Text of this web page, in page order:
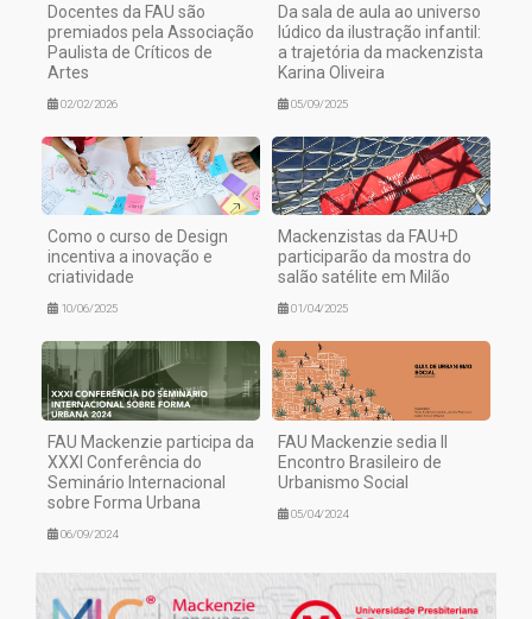
Docentes da FAU são
premiados pela Associação
Paulista de Críticos de
Artes
02/02/2026
Da sala de aula ao universo
lúdico da ilustração infantil:
a trajetória da mackenzista
Karina Oliveira
05/09/2025
Como o curso de Design
incentiva a inovação e
criatividade
10/06/2025
Mackenzistas da FAU+D
participarão da mostra do
salão satélite em Milão
01/04/2025
FAU Mackenzie participa da
XXXI Conferência do
Seminário Internacional
sobre Forma Urbana
06/09/2024
FAU Mackenzie sedia II
Encontro Brasileiro de
Urbanismo Social
05/04/2024